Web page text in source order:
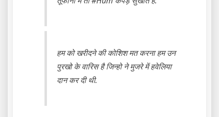
हम को खरीदने की कोशिश मत करना हम उन
पुरखो के वारिस है जिन्हो ने ‪मुजरे में ‬हवेलिया
दान कर दी थी.